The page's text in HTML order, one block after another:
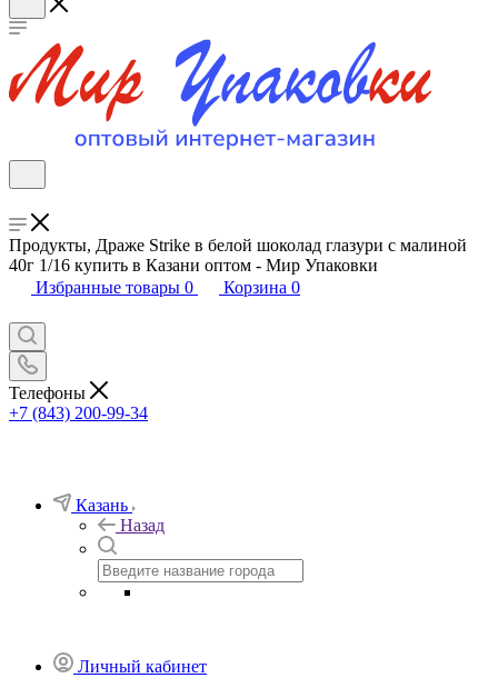
Продукты, Драже Strike в белой шоколад глазури с малиной
40г 1/16 купить в Казани оптом - Мир Упаковки
Избранные товары 0 Корзина 0
Телефоны
+7 (843) 200-99-34
Казань
Назад
Личный кабинет